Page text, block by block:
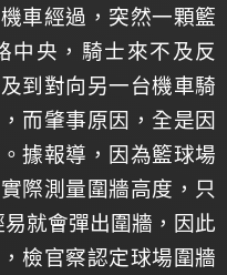
車經過，突然一顆籃
中央，騎士來不及反
到對向另一台機車騎
而肇事原因，全是因
據報導，因為籃球場
際測量圍牆高度，只
就會彈出圍牆，因此
檢官察認定球場圍牆